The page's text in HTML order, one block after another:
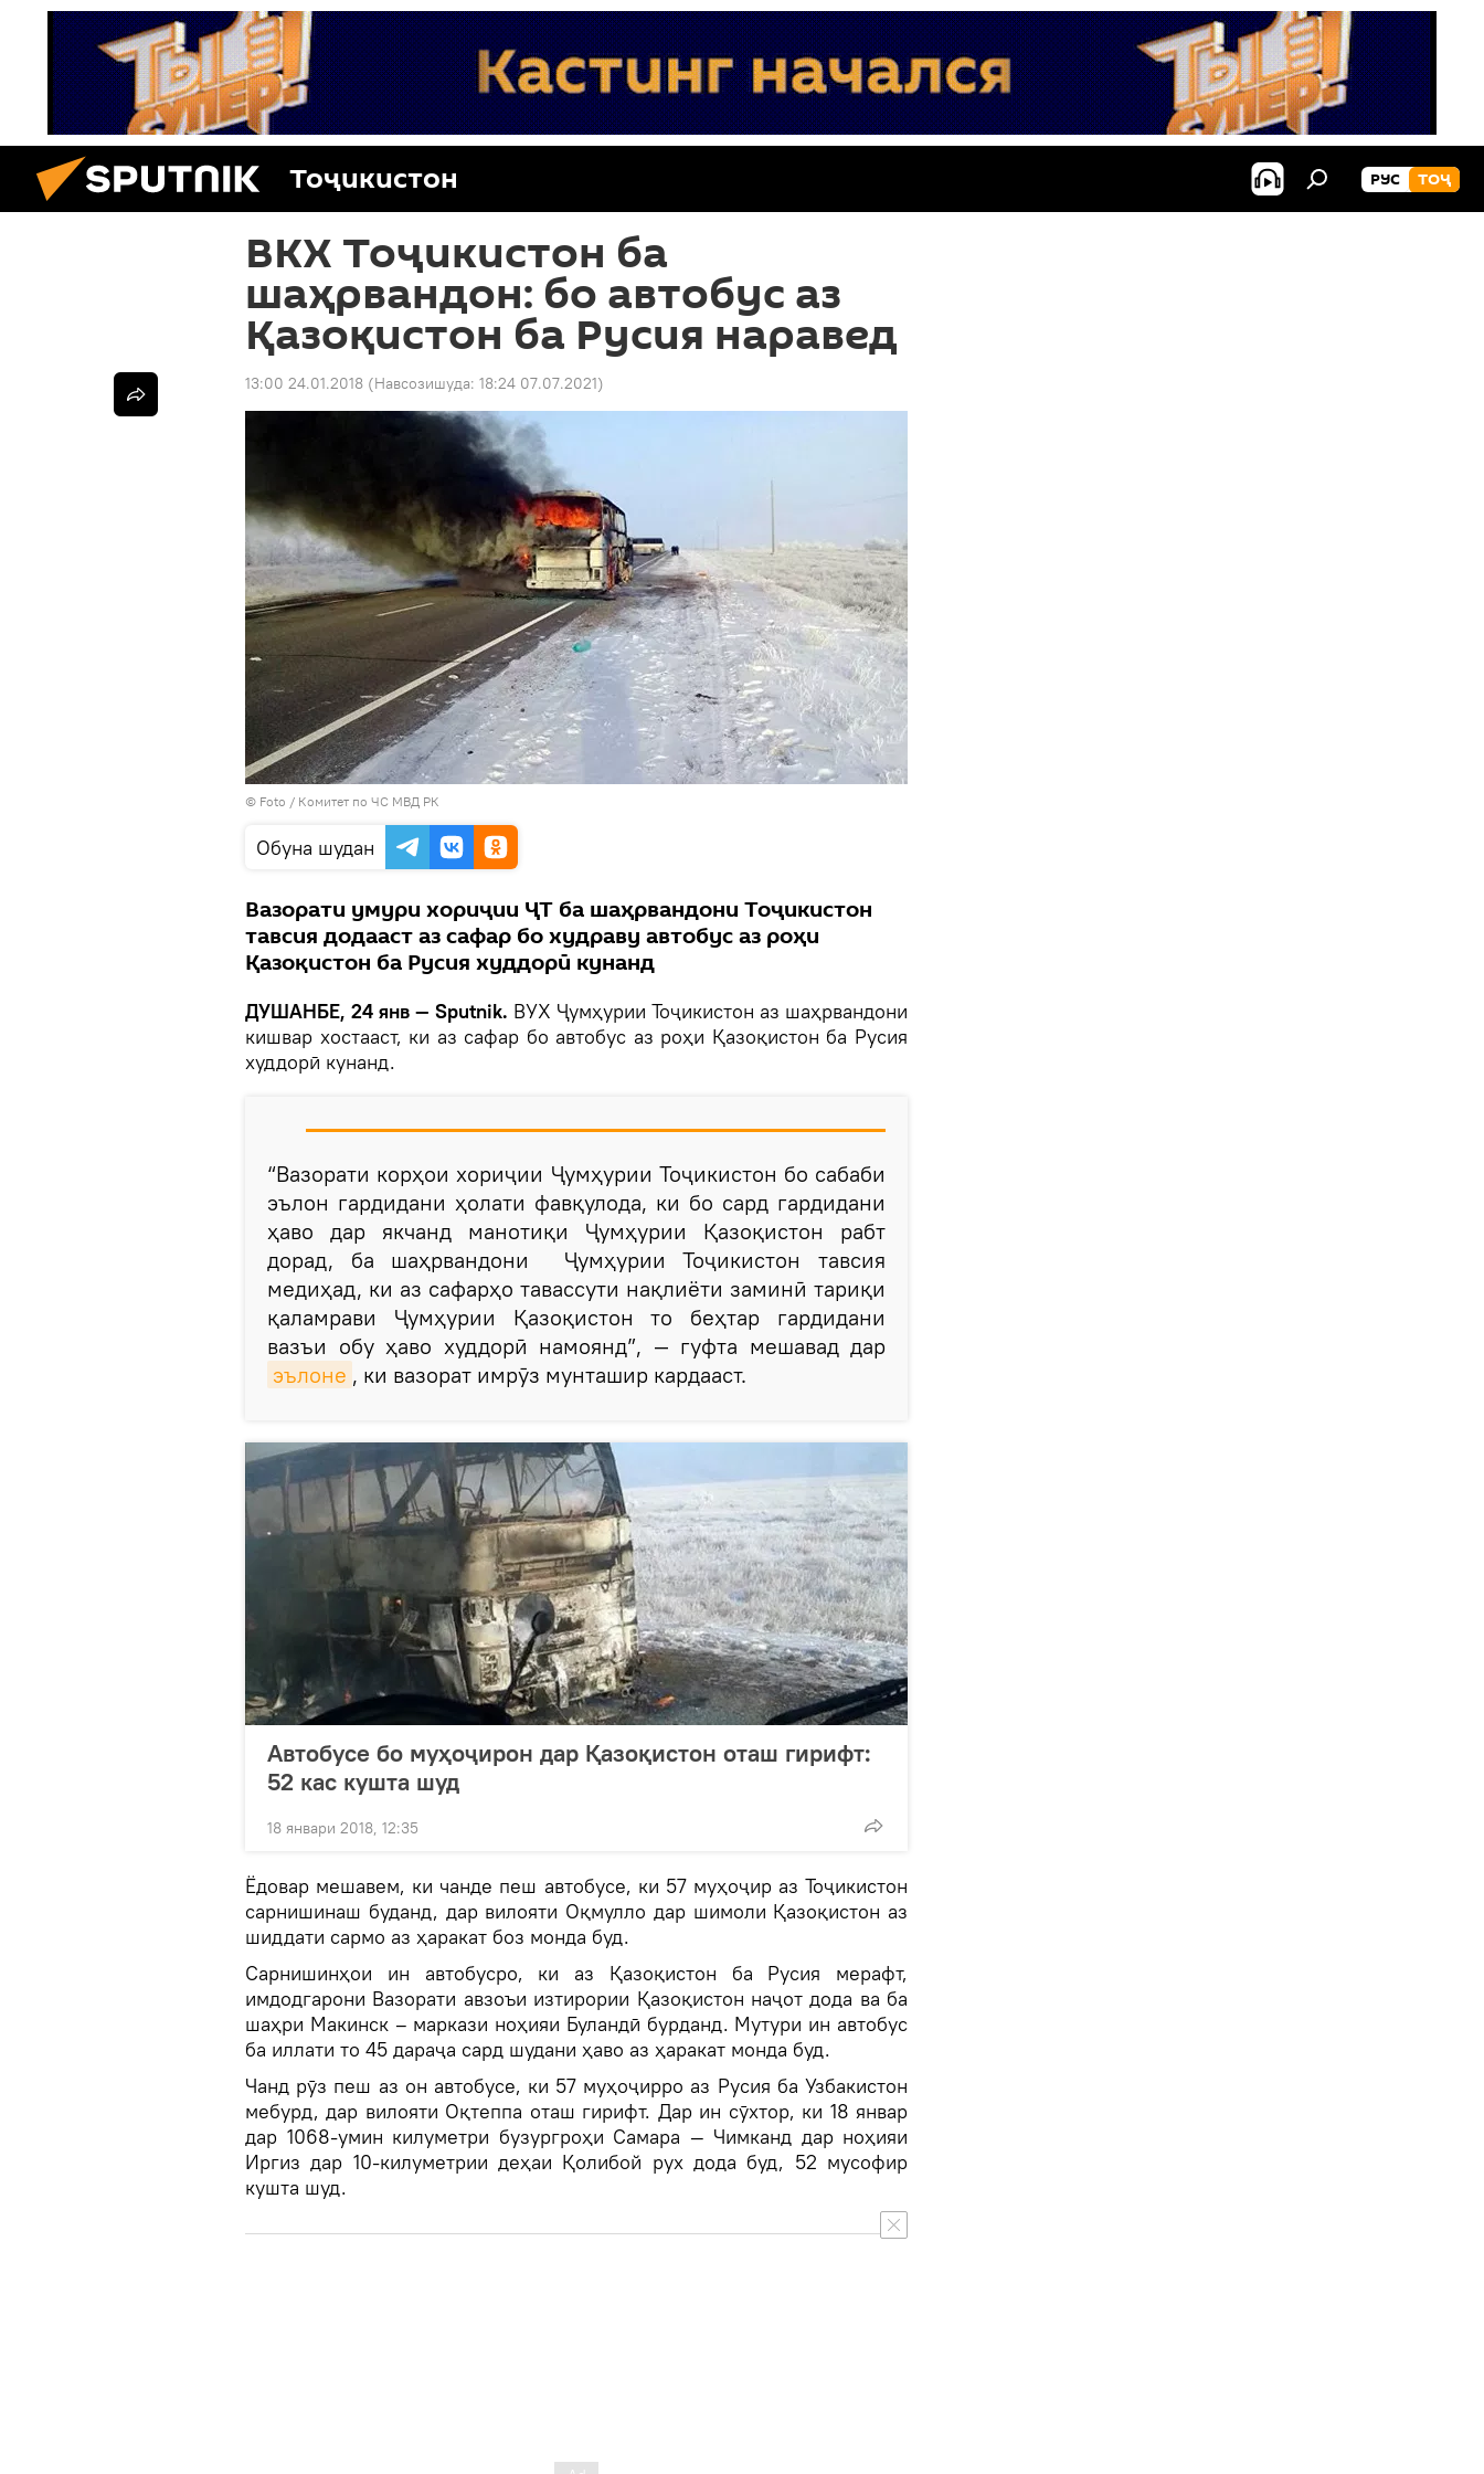
Тоҷикистон РУС ТОҶ
ВКХ Тоҷикистон ба
шаҳрвандон: бо автобус аз
Қазоқистон ба Русия наравед
13:00 24.01.2018 (Навсозишуда: 18:24 07.07.2021)
© Foto / Комитет по ЧС МВД РК
Обуна шудан
Вазорати умури хориҷии ҶТ ба шаҳрвандони Тоҷикистон
тавсия додааст аз сафар бо худраву автобус аз роҳи
Қазоқистон ба Русия худдорӣ кунанд
ДУШАНБЕ, 24 янв — Sputnik. ВУХ Ҷумҳурии Тоҷикистон аз шаҳрвандони
кишвар хостааст, ки аз сафар бо автобус аз роҳи Қазоқистон ба Русия
худдорӣ кунанд.
“Вазорати корҳои хориҷии Ҷумҳурии Тоҷикистон бо сабаби
эълон гардидани ҳолати фавқулода, ки бо сард гардидани
ҳаво дар якчанд манотиқи Ҷумҳурии Қазоқистон рабт
дорад, ба шаҳрвандони Ҷумҳурии Тоҷикистон тавсия
медиҳад, ки аз сафарҳо тавассути нақлиёти заминӣ тариқи
қаламрави Ҷумҳурии Қазоқистон то беҳтар гардидани
вазъи обу ҳаво худдорӣ намоянд”, — гуфта мешавад дар
эълоне , ки вазорат имрӯз мунташир кардааст.
Автобусе бо муҳоҷирон дар Қазоқистон оташ гирифт:
52 кас кушта шуд
18 январи 2018, 12:35
Ёдовар мешавем, ки чанде пеш автобусе, ки 57 муҳоҷир аз Тоҷикистон
сарнишинаш буданд, дар вилояти Оқмулло дар шимоли Қазоқистон аз
шиддати сармо аз ҳаракат боз монда буд.
Сарнишинҳои ин автобусро, ки аз Қазоқистон ба Русия мерафт,
имдодгарони Вазорати авзоъи изтирории Қазоқистон наҷот дода ва ба
шаҳри Макинск – маркази ноҳияи Буландӣ бурданд. Мутури ин автобус
ба иллати то 45 дараҷа сард шудани ҳаво аз ҳаракат монда буд.
Чанд рӯз пеш аз он автобусе, ки 57 муҳоҷирро аз Русия ба Узбакистон
мебурд, дар вилояти Оқтеппа оташ гирифт. Дар ин сӯхтор, ки 18 январ
дар 1068-умин килуметри бузургроҳи Самара — Чимканд дар ноҳияи
Иргиз дар 10-килуметрии деҳаи Қолибой рух дода буд, 52 мусофир
кушта шуд.